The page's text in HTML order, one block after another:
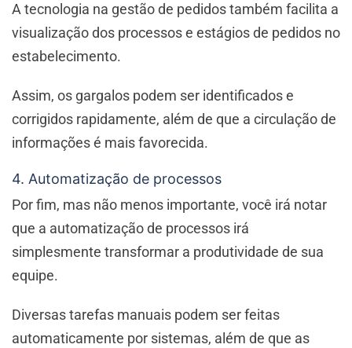
A tecnologia na gestão de pedidos também facilita a
visualização dos processos e estágios de pedidos no
estabelecimento.
Assim, os gargalos podem ser identificados e
corrigidos rapidamente, além de que a circulação de
informações é mais favorecida.
4. Automatização de processos
Por fim, mas não menos importante, você irá notar
que a automatização de processos irá
simplesmente transformar a produtividade de sua
equipe.
Diversas tarefas manuais podem ser feitas
automaticamente por sistemas, além de que as